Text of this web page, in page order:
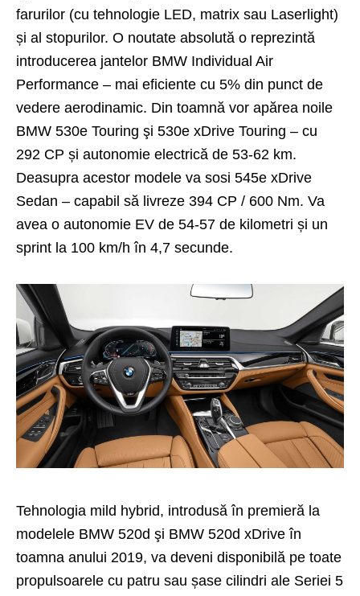
farurilor (cu tehnologie LED, matrix sau Laserlight)
și al stopurilor. O noutate absolută o reprezintă
introducerea jantelor BMW Individual Air
Performance – mai eficiente cu 5% din punct de
vedere aerodinamic. Din toamnă vor apărea noile
BMW 530e Touring şi 530e xDrive Touring – cu
292 CP și autonomie electrică de 53-62 km.
Deasupra acestor modele va sosi 545e xDrive
Sedan – capabil să livreze 394 CP / 600 Nm. Va
avea o autonomie EV de 54-57 de kilometri și un
sprint la 100 km/h în 4,7 secunde.
Tehnologia mild hybrid, introdusă în premieră la
modelele BMW 520d şi BMW 520d xDrive în
toamna anului 2019, va deveni disponibilă pe toate
propulsoarele cu patru sau șase cilindri ale Seriei 5